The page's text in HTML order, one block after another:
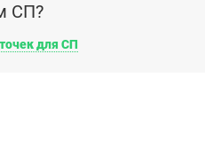
СП?
для СП